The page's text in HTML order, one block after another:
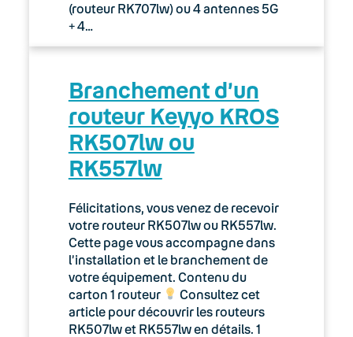
(routeur RK707lw) ou 4 antennes 5G
+ 4…
Branchement d’un
routeur Keyyo KROS
RK507lw ou
RK557lw
Félicitations, vous venez de recevoir
votre routeur RK507lw ou RK557lw.
Cette page vous accompagne dans
l’installation et le branchement de
votre équipement. Contenu du
carton 1 routeur
Consultez cet
article pour découvrir les routeurs
RK507lw et RK557lw en détails. 1